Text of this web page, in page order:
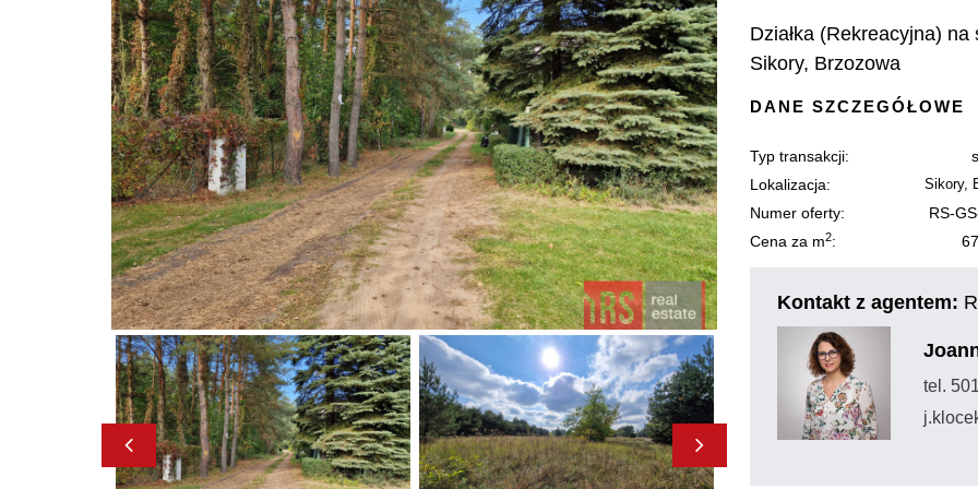
Działka (Rekreacyjna) na
Sikory, Brzozowa
DANE SZCZEGÓŁOWE
Typ transakcji:
Lokalizacja:
Sikory,
Numer oferty:
RS-
Cena za m2:
Kontakt z agentem:
tel.